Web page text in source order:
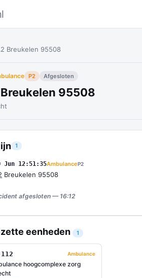
Breukelen 95508
P2 Afgesloten
Breukelen 95508
1
Jun 12:51:35AmbulanceP2
Breukelen 95508
afgesloten — 16:12
eenheden 1
Ambulance
hoogcomplexe zorg